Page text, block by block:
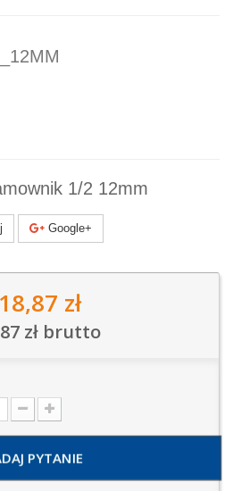
1/2 12mm
Google+
zł
złbrutto
PYTANIE